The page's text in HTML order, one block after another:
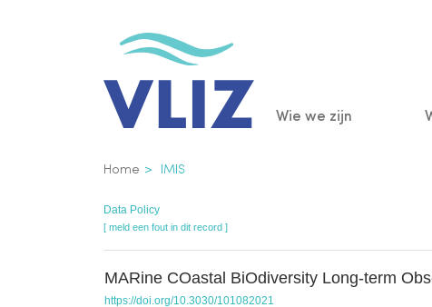
Main
Wie we zijn
Kruimelpad
Home IMIS
Data Policy
[ meld een fout in dit record ]
MARine COastal BiOdiversity Long-term
https://doi.org/10.3030/101082021